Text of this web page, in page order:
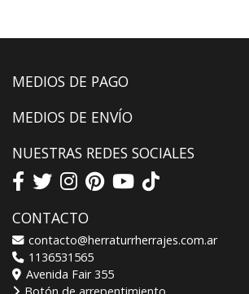
MEDIOS DE PAGO
MEDIOS DE ENVÍO
NUESTRAS REDES SOCIALES
CONTACTO
contacto@herraturrherrajes.com.ar
1136531565
Avenida Fair 355